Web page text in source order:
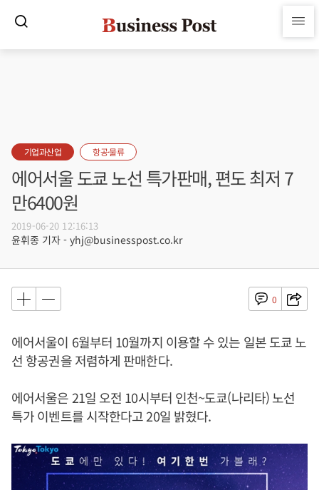
기업과산업 항공·물류
에어서울 도쿄 노선 특가판매, 편도 최저 7
만6400원
2019-06-20 12:16:13
윤휘종 기자 - yhj@businesspost.co.kr
0
에어서울이 6월부터 10월까지 이용할 수 있는 일본 도쿄 노
선 항공권을 저렴하게 판매한다.
에어서울은 21일 오전 10시부터 인천~도쿄(나리타) 노선
특가 이벤트를 시작한다고 20일 밝혔다.